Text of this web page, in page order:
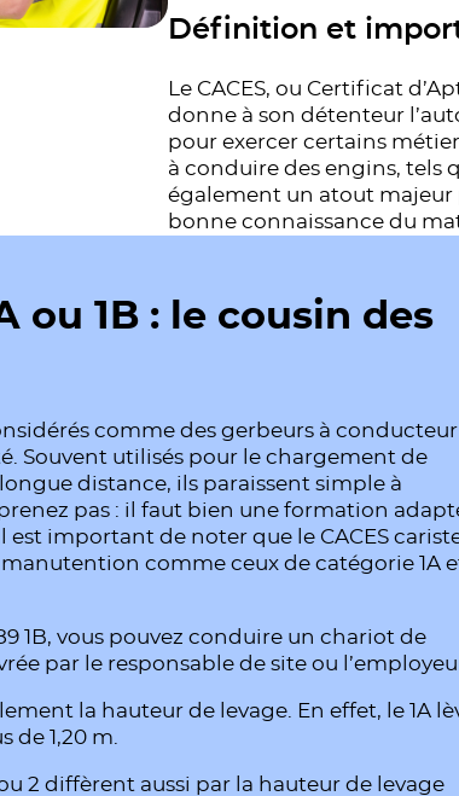
Définition et
Le CACES, ou Certificat
donne à son détenteur
pour exercer certains
à conduire des engins, tels
également un atout majeur
bonne connaissance du
ou 1B : le cousin des
comme des gerbeurs à conducteur
Souvent utilisés pour le chargement de
distance, ils paraissent simple à
pas : il faut bien une formation
Il est important de noter que le CACES
comme ceux de catégorie 1A
1B, vous pouvez conduire un chariot de
par le responsable de site ou
la hauteur de levage. En effet, le 1A
de 1,20 m.
2 diffèrent aussi par la hauteur de levage